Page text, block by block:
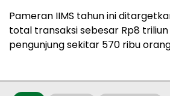
Pameran IIMS tahun ini
total transaksi sebesar Rp8
pengunjung sekitar 570 ribu